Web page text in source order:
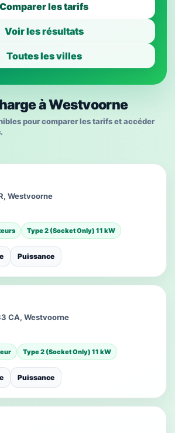
Comparer les tarifs
Voir les résultats
Toutes les villes
à Westvoorne
pour comparer les tarifs et accéder
Westvoorne
Type 2 (Socket Only) 11 kW
Puissance
CA, Westvoorne
Type 2 (Socket Only) 11 kW
Puissance